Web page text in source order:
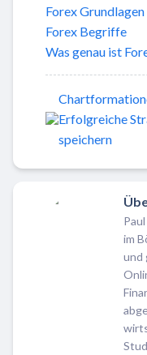
Forex Grundlagen
Forex Begriffe
Was genau ist
Erfolgreiche
speichern
im
und